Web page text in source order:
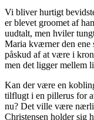
Vi bliver hurtigt
er blevet groomet af
uudtalt, men hviler
Maria kværner den ene
påskud af at være i
men det ligger mellem
Kan der være en
tilflugt i en pillerus for
nu? Det ville være
Christensen holder sig